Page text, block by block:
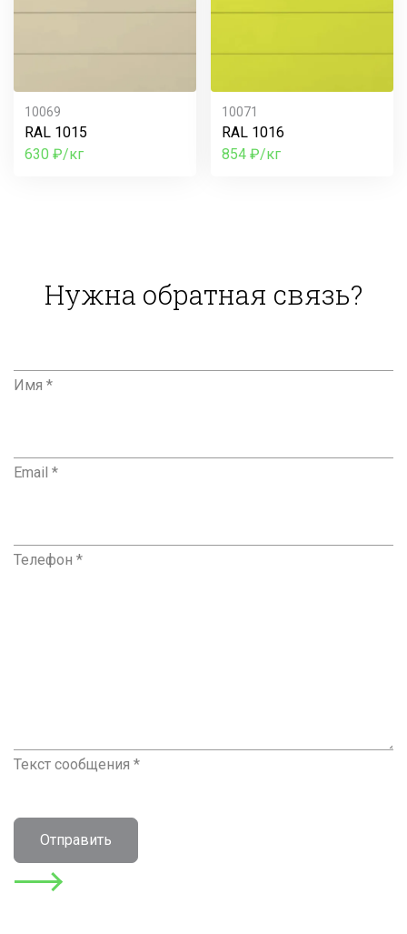
10069
RAL 1015
630 ₽/кг
10071
RAL 1016
854 ₽/кг
Нужна обратная связь?
Имя *
Email *
Телефон *
Текст сообщения *
Отправить